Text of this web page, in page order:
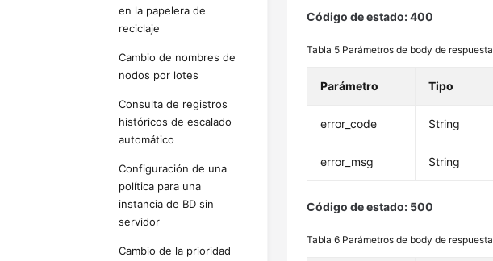
en la papelera de
reciclaje
Cambio de nombres de
nodos por lotes
Consulta de registros
históricos de escalado
automático
Configuración de una
política para una
instancia de BD sin
servidor
Cambio de la prioridad
Código de estado: 400
Tabla 5 Parámetros de body de respuesta
Parámetro Tipo
error_code String
error_msg String
Código de estado: 500
Tabla 6 Parámetros de body de respuesta